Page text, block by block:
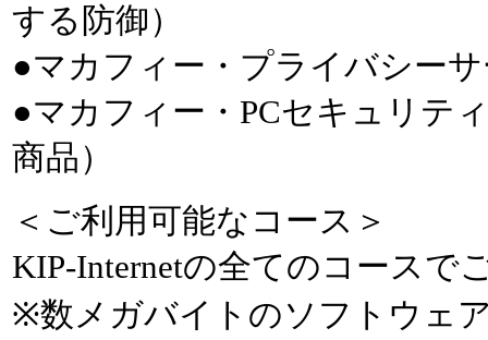
する防御）
●マカフィー・プライバシー
●マカフィー・PCセキュリテ
商品）
＜ご利用可能なコース＞
KIP-Internetの全てのコースで
※数メガバイトのソフトウェ